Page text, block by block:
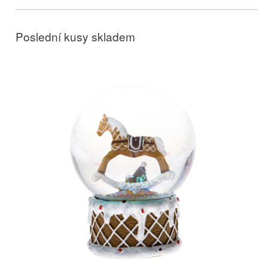
Poslední kusy skladem